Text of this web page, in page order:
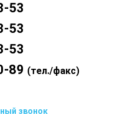
53
53
53
89 (тел./факс)
звонок